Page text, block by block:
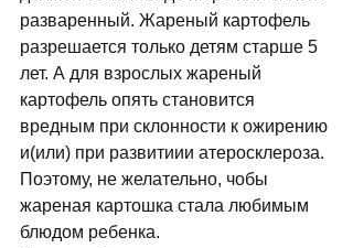
разваренный. Жареный картофель
разрешается только детям старше 5
лет. А для взрослых жареный
картофель опять становится
вредным при склонности к ожирению
и(или) при развитиии атеросклероза.
Поэтому, не желательно, чобы
жареная картошка стала любимым
блюдом ребенка.